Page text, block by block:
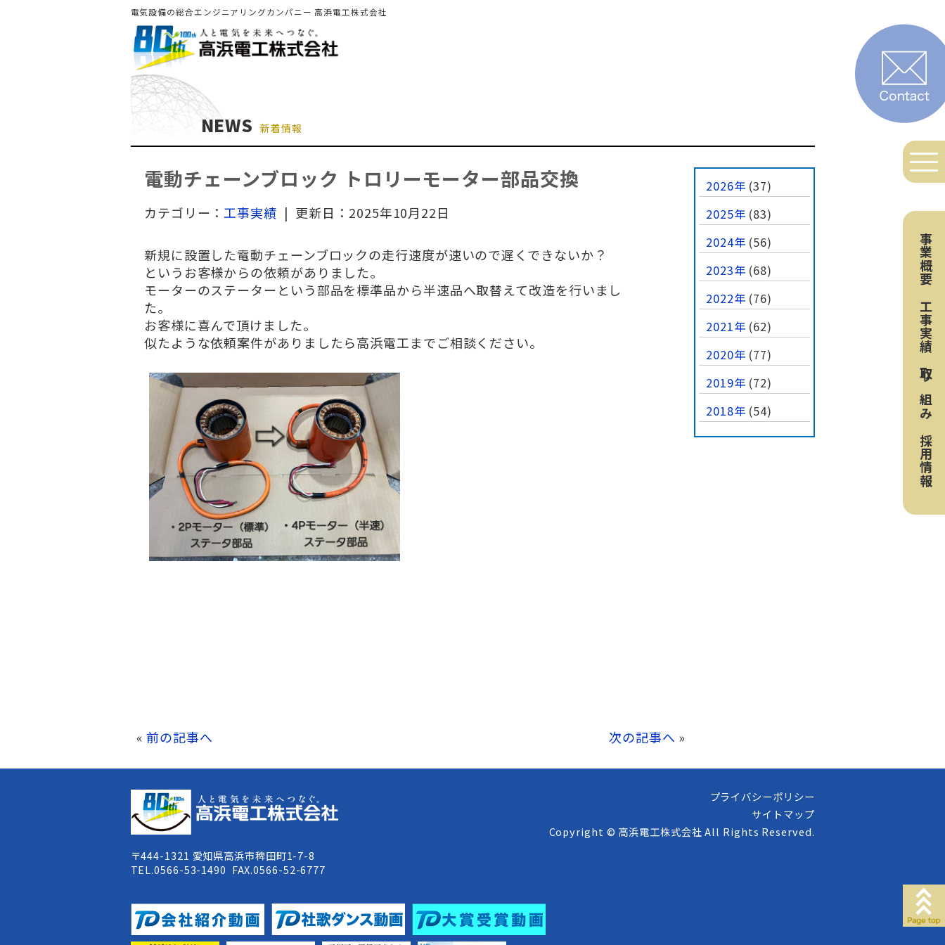
電気設備の総合エンジニアリングカンパニー 高浜電工株式会社
事業概要
工事実績
取り組み
採用情報
NEWS 新着情報
電動チェーンブロック トロリーモーター部品交換
カテゴリー：工事実績 | 更新日：2025年10月22日
新規に設置した電動チェーンブロックの走行速度が速いので遅くできないか？
というお客様からの依頼がありました。
モーターのステーターという部品を標準品から半速品へ取替えて改造を行いまし
た。
お客様に喜んで頂けました。
似たような依頼案件がありましたら高浜電工までご相談ください。
2026年 (37)
2025年 (83)
2024年 (56)
2023年 (68)
2022年 (76)
2021年 (62)
2020年 (77)
2019年 (72)
2018年 (54)
« 前の記事へ 次の記事へ »
〒444-1321 愛知県高浜市稗田町1-7-8
TEL.0566-53-1490 FAX.0566-52-6777
プライバシーポリシー
サイトマップ
Copyright © 高浜電工株式会社 All Rights Reserved.